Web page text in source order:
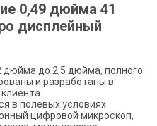
0,49 дюйма 41
дисплейный
до 2,5 дюйма, полного
и разработаны в
в полевых условиях:
цифровой микроскоп,